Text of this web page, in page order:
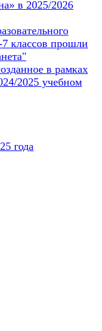
в 2025/2026
классов прошли
в рамках
2025 учебном
года